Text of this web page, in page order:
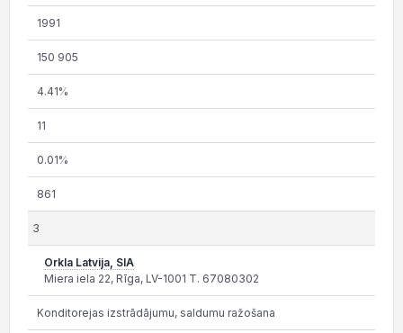
1991
150 905
4.41%
11
0.01%
861
3
Orkla Latvija, SIA
Miera iela 22, Rīga, LV-1001 T. 67080302
Konditorejas izstrādājumu, saldumu ražošana